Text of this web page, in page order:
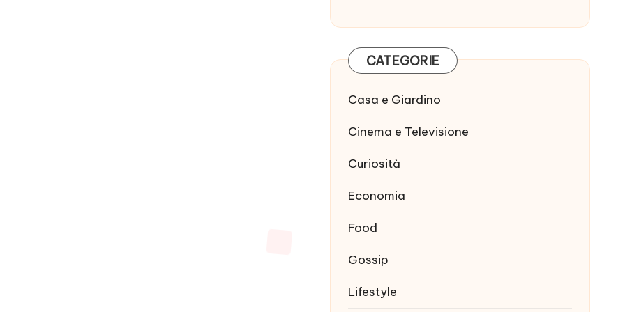
CATEGORIE
Casa e Giardino
Cinema e Televisione
Curiosità
Economia
Food
Gossip
Lifestyle